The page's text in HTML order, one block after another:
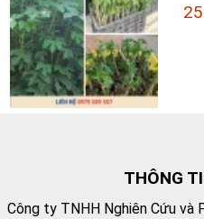
THÔNG
Công ty TNHH Nghiên Cứu và